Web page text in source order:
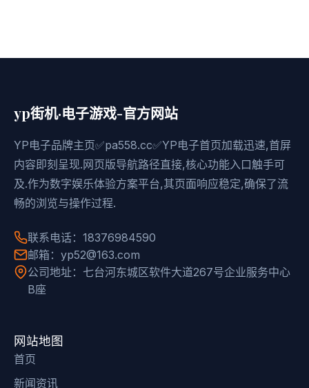
yp街机·电子游戏-官方网站
YP电子品牌主页✅pa558.cc✅YP电子首页加载迅速,首屏
内容即刻呈现.网页版导航路径直接,核心功能入口触手可
及.作为数字娱乐体验方案平台,其页面响应稳定,确保了流
畅的浏览与操作过程.
联系电话：18376984590
邮箱：yp52@163.com
公司地址：七台河东城区软件大道267号企业服务中心
B座
网站地图
首页
新闻资讯